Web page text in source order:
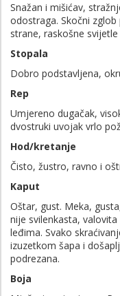
Snažan i mišićav,
odostraga. Skočni
strane, raskošne
Stopala
Dobro podstavljena,
Rep
Umjereno dugačak,
dvostruki uvojak vrlo
Hod/kretanje
Čisto, žustro, ravno i
Kaput
Oštar, gust. Meka,
nije svilenkasta,
leđima. Svako
izuzetkom šapa i
podrezana.
Boja